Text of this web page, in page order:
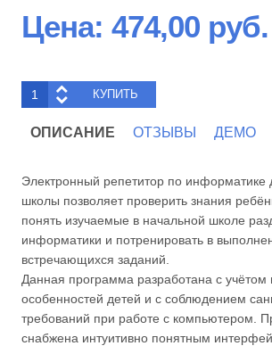
Цена: 474,00 руб.
ОПИСАНИЕ ОТЗЫВЫ ДЕМО
Электронный репетитор по информатике
школы позволяет проверить знания
понять изучаемые в начальной школе
информатики и потренировать в
встречающихся заданий.
Данная программа разработана с учётом
особенностей детей и с соблюдением
требований при работе c компьютером.
снабжена интуитивно понятным